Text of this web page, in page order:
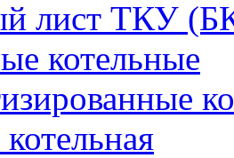
лист ТКУ
котельные